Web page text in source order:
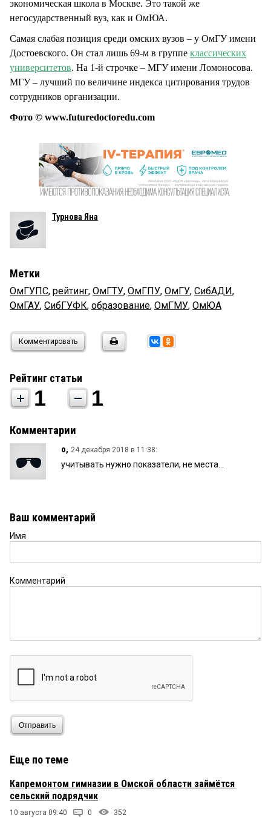
экономическая школа в Москве. Это такой же
негосударственный вуз, как и ОмЮА.
Самая слабая позиция среди омских вузов – у ОмГУ имени
Достоевского. Он стал лишь 69-м в группе классических
университетов. На 1-й строчке – МГУ имени Ломоносова.
МГУ – лучший по величине индекса цитирования трудов
сотрудников организации.
Фото © www.futuredoctoredu.com
Турнова Яна
Метки
ОмГУПС, рейтинг, ОмГТУ, ОмГПУ, ОмГУ, СибАДИ,
ОмГАУ, СибГУФК, образование, ОмГМУ, ОмЮА
Комментировать
Рейтинг статьи
1 1
Комментарии
о, 24 декабря 2018 в 11:38:
учитывать нужно показатели, не места...
Ваш комментарий
Имя
Комментарий
Отправить
Еще по теме
Капремонтом гимназии в Омской области займётся
сельский подрядчик
10 августа 09:40 0 352